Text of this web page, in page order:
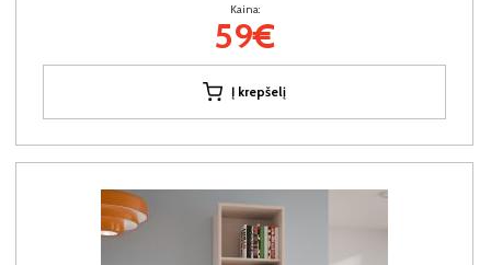
Kaina:
59€
Į krepšelį